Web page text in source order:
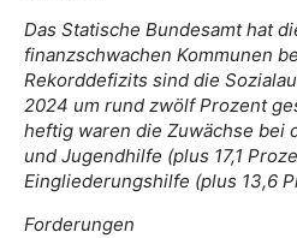
Das Statische Bundesamt hat
finanzschwachen Kommunen
Rekorddefizits sind die
2024 um rund zwölf Prozent
heftig waren die Zuwächse bei
und Jugendhilfe (plus 17,1
Eingliederungshilfe (plus 13,6
Forderungen